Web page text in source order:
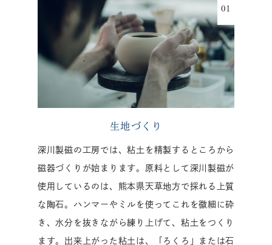
生地づくり
深川製磁の工房では、粘土を精製するところから
磁器づくりが始まります。原料として深川製磁が
使用しているのは、熊本県天草地方で採れる上質
な陶石。ハンマーやミルを使ってこれを微細に砕
き、水分を抜きながら練り上げて、粘土をつくり
ます。出来上がった粘土は、「ろくろ」または石